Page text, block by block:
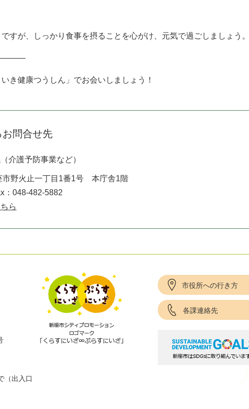
すが、しっかり食事を摂ることを心がけ、元気で過ごしましょう。
き健康つうしん」でお会いしましょう！
問合せ先
介護予防事業など）
市野火止一丁目1番1号 本庁舎1階
：048-482-5882
ら
（出入口
市役所への行き方
各課連絡先